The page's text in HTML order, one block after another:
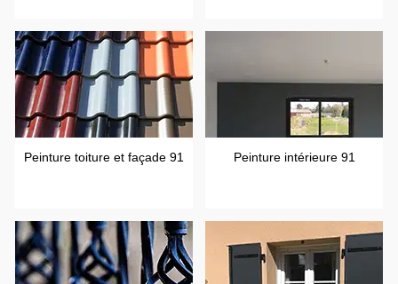
Peinture toiture et façade 91 Peinture intérieure 91